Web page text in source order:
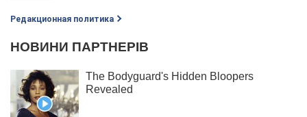
Редакционная политика